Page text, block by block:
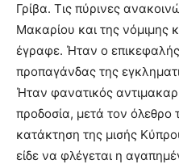
Γρίβα. Τις πύρινες
Μακαρίου και της νόμιμης
έγραφε. Ήταν ο
προπαγάνδας της
Ήταν φανατικός
προδοσία, μετά τον όλεθρο
κατάκτηση της μισής
είδε να φλέγεται η